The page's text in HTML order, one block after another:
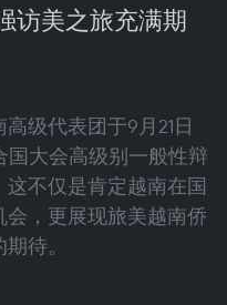
访美之旅充满期
级代表团于9月21日
国大会高级别一般性辩
不仅是肯定越南在国
，更展现旅美越南侨
待。